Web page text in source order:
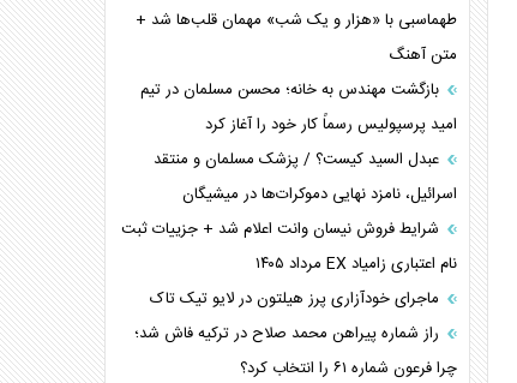
اعتراف غرب به قدرت ایران در تثبیت معادلات
خطای راهبردی ترامپ مقابل برزیل
متن و حاشیه سفر نتانیاهو به آمریکا
طهماسبی با «هزار و یک شب» مهمان قلب‌ها شد +
متن آهنگ
بازگشت مهندس به خانه؛ محسن مسلمان در تیم
امید پرسپولیس رسماً کار خود را آغاز کرد
عبدل السید کیست؟ / پزشک مسلمان و منتقد
اسرائیل، نامزد نهایی دموکرات‌ها در میشیگان
شرایط فروش نیسان وانت اعلام شد + جزییات ثبت
نام اعتباری زامیاد EX مرداد ۱۴۰۵
ماجرای خودآزاری پرز هیلتون در لایو تیک تاک
راز شماره پیراهن محمد صلاح در ترکیه فاش شد؛
چرا فرعون شماره ۶۱ را انتخاب کرد؟